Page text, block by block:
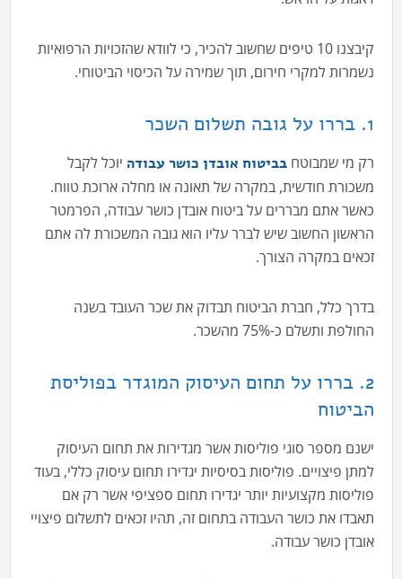
קיבצנו 10 טיפים שחשוב להכיר, כי לוודא שהזכויות הרפואיות
נשמרות למקרי חירום, תוך שמירה על הכיסוי הביטוחי.
1. בררו על גובה תשלום השכר
רק מי שמבוטח בביטוח אובדן כושר עבודה יוכל לקבל
משכורת חודשית, במקרה של תאונה או מחלה ארוכת טווח.
כאשר אתם מבררים על ביטוח אובדן כושר עבודה, הפרמטר
הראשון החשוב שיש לברר עליו הוא גובה המשכורת לה אתם
זכאים במקרה הצורך.
בדרך כלל, חברת הביטוח תבדוק את שכר העובד בשנה
החולפת ותשלם כ-75% מהשכר.
2. בררו על תחום העיסוק המוגדר בפוליסת
הביטוח
ישנם מספר סוגי פוליסות אשר מגדירות את תחום העיסוק
למתן פיצויים. פוליסות בסיסיות יגדירו תחום עיסוק כללי, בעוד
פוליסות מקצועיות יותר יגדירו תחום ספציפי אשר רק אם
תאבדו את כושר העבודה בתחום זה, תהיו זכאים לתשלום פיצויי
אובדן כושר עבודה.